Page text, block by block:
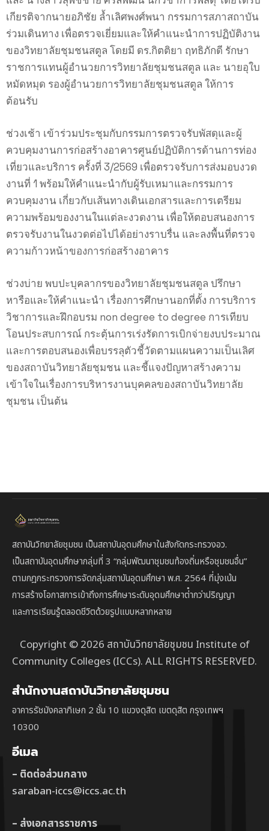
เกียรติจากนายอภิชัย ล้ำเลิศพงศ์พนา กรรมการสภาสถาบัน
ร่วมเดินทาง เพื่อตรวจเยี่ยมและให้คำแนะนำการปฏิบัติงาน
ของวิทยาลัยชุมชนสตูล โดยมี ดร.กิตติยา ฤทธิภักดี รักษา
ราชการแทนผู้อำนวยการวิทยาลัยชุมชนสตูล และ นายอุใบ
หมัดหมุด รองผู้อำนวยการวิทยาลัยชุมชนสตูล ให้การ
ต้อนรับ
ช่วงเช้า เข้าร่วมประชุมกับกรรมการตรวจรับพัสดุและผู้
ควบคุมงานการก่อสร้างอาคารศูนย์ปฏิบัติการด้านการท่อง
เที่ยวและบริการ ครั้งที่ 3/2569 เพื่อตรวจรับการส่งมอบงวด
งานที่ 1 พร้อมให้คำแนะนำกับผู้รับเหมาและกรรมการ
ควบคุมงาน เกี่ยวกับเส้นทางเดินเอกสารและการเตรียม
ความพร้อมของงานในแต่ละงวดงาน เพื่อให้ตอบสนองการ
ตรวจรับงานในงวดต่อไปได้อย่างราบรื่น และลงพื้นที่ตรวจ
ความก้าวหน้าของการก่อสร้างอาคาร
ช่วงบ่าย พบปะบุคลากรของวิทยาลัยชุมชนสตูล ปรึกษา
หารือและให้คำแนะนำ เรื่องการศึกษานอกที่ตั้ง การบริการ
วิชาการและฝึกอบรม non degree to degree การเทียบ
โอนประสบการณ์ กระตุ้นการเร่งรัดการเบิกจ่ายงบประมาณ
และการตอบสนองเพื่อบรรลุตัวชี้วัดตามแผนความเป็นเลิศ
ของสถาบันวิทยาลัยชุมชน และชี้แจงปัญหาสร้างความ
เข้าใจในเรื่องการบริหารงานบุคคลของสถาบันวิทยาลัย
ชุมชน เป็นต้น
สถาบันวิทยาลัยชุมชน เป็นสถาบันอุดมศึกษาในสังกัดกระทรวงอว.
เป็นสถาบันอุดมศึกษากลุ่มที่ 3 “กลุ่มพัฒนาชุมชนท้องถิ่นหรือชุมชนอื่น”
ตามกฎกระทรวงการจัดกลุ่มสถาบันอุดมศึกษา พ.ศ. 2564 ที่มุ่งเน้น
การสร้างโอกาสการเข้าถึงการศึกษาระดับอุดมศึกษาต่ํากว่าปริญญา
และการเรียนรู้ตลอดชีวิตด้วยรูปแบบหลากหลาย
Copyright © 2026 สถาบันวิทยาลัยชุมชน Institute of
Community Colleges (ICCs). ALL RIGHTS RESERVED.
สำนักงานสถาบันวิทยาลัยชุมชน
อาคารรัชมังคลาภิเษก 2 ชั้น 10 แขวงดุสิต เขตดุสิต กรุงเทพฯ
10300
อีเมล
– ติดต่อส่วนกลาง
saraban-iccs@iccs.ac.th
– ส่งเอกสารราชการ